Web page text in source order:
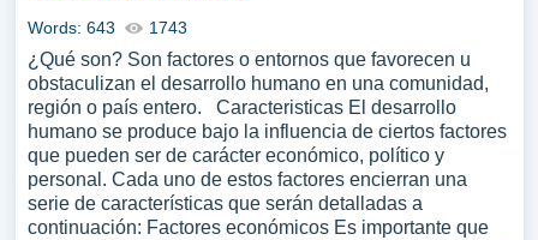
Words: 643 1743
¿Qué son? Son factores o entornos que favorecen u
obstaculizan el desarrollo humano en una comunidad,
región o país entero. Caracteristicas El desarrollo
humano se produce bajo la influencia de ciertos factores
que pueden ser de carácter económico, político y
personal. Cada uno de estos factores encierran una
serie de características que serán detalladas a
continuación: Factores económicos Es importante que